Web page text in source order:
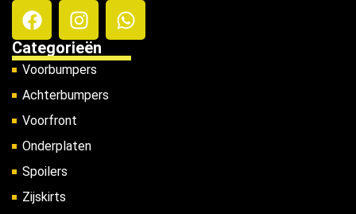
Categorieën
Voorbumpers
Achterbumpers
Voorfront
Onderplaten
Spoilers
Zijskirts